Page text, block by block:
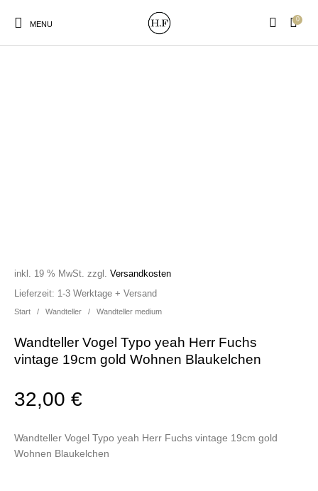
MENU
0
Start / Wandteller / Wandteller medium
Wandteller Vogel Typo yeah Herr Fuchs
vintage 19cm gold Wohnen Blaukelchen
32,00€
inkl. 19 % MwSt. zzgl.Versandkosten
Wandteller Vogel Typo yeah Herr Fuchs vintage 19cm gold
Wohnen Blaukelchen
Lieferzeit: 1-3 Werktage + Versand